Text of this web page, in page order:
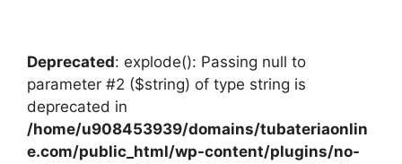
Deprecated: explode(): Passing null to
parameter #2 ($string) of type string is
deprecated in
/home/u908453939/domains/tubateriaonlin
e.com/public_html/wp-content/plugins/no-